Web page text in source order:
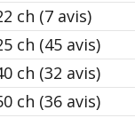
ch (7 avis)
ch (45 avis)
ch (32 avis)
ch (36 avis)